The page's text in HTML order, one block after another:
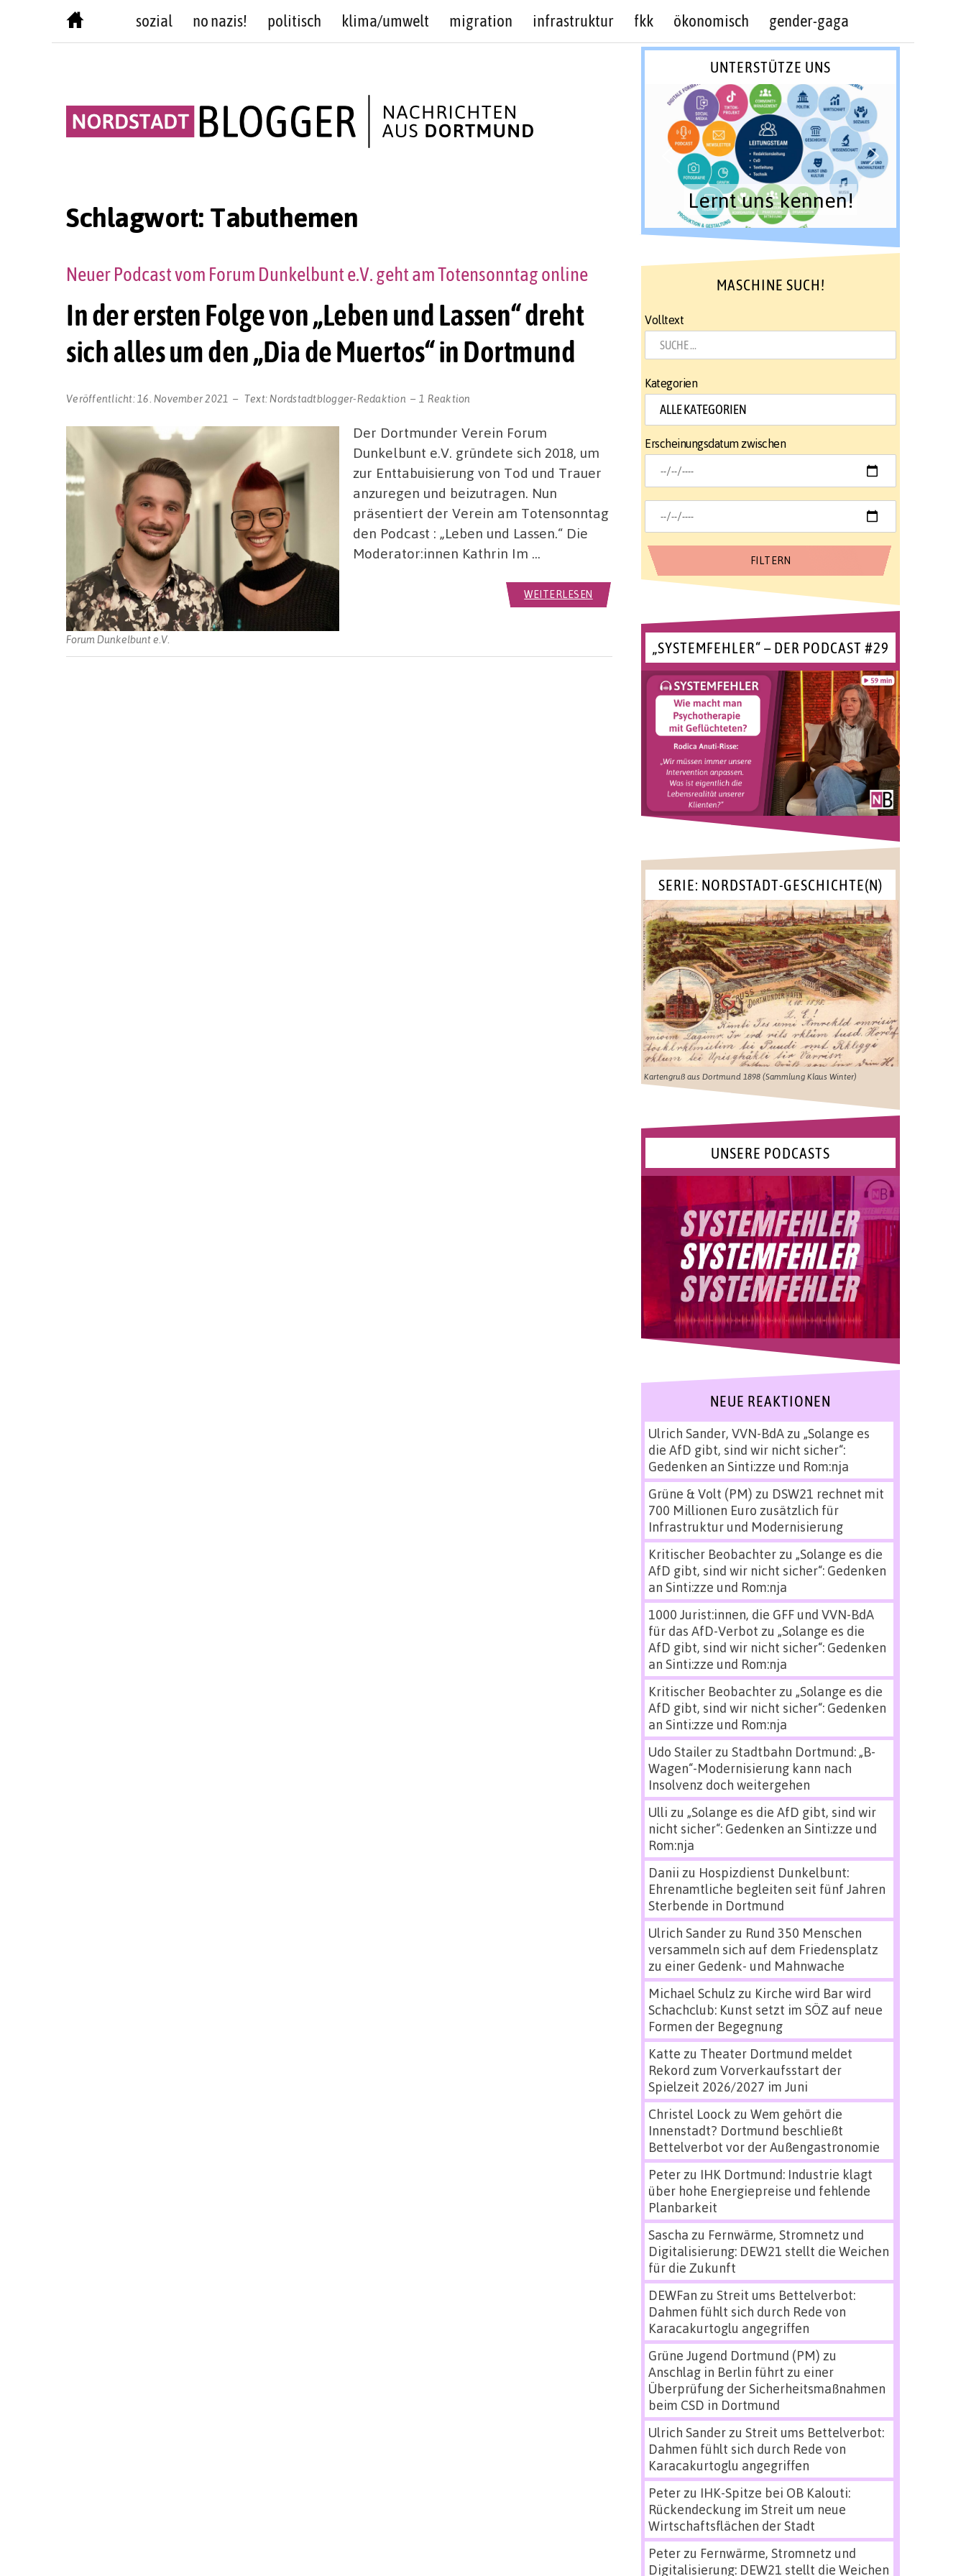
sozial no nazis! politisch klima/umwelt migration infrastruktur fkk ökonomisch gender-gaga
Schlagwort: Tabuthemen
In der ersten Folge von „Leben und Lassen“ dreht
sich alles um den „Dia de Muertos“ in Dortmund
Neuer Podcast vom Forum Dunkelbunt e.V. geht am Totensonntag online
Veröffentlicht: 16. November 2021 Text: Nordstadtblogger-Redaktion 1 Reaktion
Forum Dunkelbunt e.V.
Der Dortmunder Verein Forum
Dunkelbunt e.V. gründete sich 2018, um
zur Enttabuisierung von Tod und Trauer
anzuregen und beizutragen. Nun
präsentiert der Verein am Totensonntag
den Podcast : „Leben und Lassen.“ Die
Moderator:innen Kathrin Im …
WEITERLESEN
UNTERSTÜTZE UNS
Lernt uns kennen!
MASCHINE SUCH!
Volltext
Kategorien
Erscheinungsdatum zwischen
„SYSTEMFEHLER“ – DER PODCAST #29
SERIE: NORDSTADT-GESCHICHTE(N)
Kartengruß aus Dortmund 1898 (Sammlung Klaus Winter)
UNSERE PODCASTS
NEUE REAKTIONEN
Ulrich Sander, VVN-BdAzu „Solange es
die AfD gibt, sind wir nicht sicher“:
Gedenken an Sinti:zze und Rom:nja
Grüne & Volt (PM) zu DSW21 rechnet mit
700 Millionen Euro zusätzlich für
Infrastruktur und Modernisierung
Kritischer Beobachterzu „Solange es die
AfD gibt, sind wir nicht sicher“: Gedenken
an Sinti:zze und Rom:nja
1000 Jurist:innen, die GFF und VVN-BdA
für das AfD-Verbot zu „Solange es die
AfD gibt, sind wir nicht sicher“: Gedenken
an Sinti:zze und Rom:nja
Kritischer Beobachterzu „Solange es die
AfD gibt, sind wir nicht sicher“: Gedenken
an Sinti:zze und Rom:nja
Udo Stailerzu Stadtbahn Dortmund: „B-
Wagen“-Modernisierung kann nach
Insolvenz doch weitergehen
Ulli zu „Solange es die AfD gibt, sind wir
nicht sicher“: Gedenken an Sinti:zze und
Rom:nja
Danii zu Hospizdienst Dunkelbunt:
Ehrenamtliche begleiten seit fünf Jahren
Sterbende in Dortmund
Ulrich Sanderzu Rund 350 Menschen
versammeln sich auf dem Friedensplatz
zu einer Gedenk- und Mahnwache
Michael Schulz zu Kirche wird Bar wird
Schachclub: Kunst setzt im SÖZ auf neue
Formen der Begegnung
Katte zu Theater Dortmund meldet
Rekord zum Vorverkaufsstart der
Spielzeit 2026/2027 im Juni
Christel Loock zu Wem gehört die
Innenstadt? Dortmund beschließt
Bettelverbot vor der Außengastronomie
Peterzu IHK Dortmund: Industrie klagt
über hohe Energiepreise und fehlende
Planbarkeit
Sascha zu Fernwärme, Stromnetz und
Digitalisierung: DEW21 stellt die Weichen
für die Zukunft
DEWFan zu Streit ums Bettelverbot:
Dahmen fühlt sich durch Rede von
Karacakurtoglu angegriffen
Grüne Jugend Dortmund (PM) zu
Anschlag in Berlin führt zu einer
Überprüfung der Sicherheitsmaßnahmen
beim CSD in Dortmund
Ulrich Sanderzu Streit ums Bettelverbot:
Dahmen fühlt sich durch Rede von
Karacakurtoglu angegriffen
Peterzu IHK-Spitze bei OB Kalouti:
Rückendeckung im Streit um neue
Wirtschaftsflächen der Stadt
Peterzu Fernwärme, Stromnetz und
Digitalisierung: DEW21 stellt die Weichen